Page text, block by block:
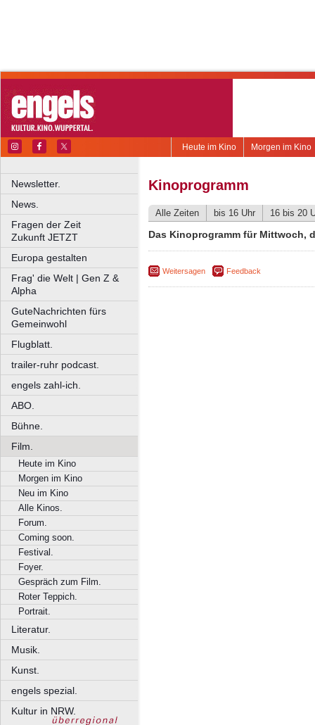
Morgen im Kino
Heute im Kino
Newsletter.
News.
Fragen der Zeit
Zukunft JETZT
Europa gestalten
Frag' die Welt | Gen Z &
Alpha
GuteNachrichten fürs
Gemeinwohl
Flugblatt.
trailer-ruhr podcast.
engels zahl-ich.
ABO.
Bühne.
Film.
Heute im Kino
Morgen im Kino
Neu im Kino
Alle Kinos.
Forum.
Coming soon.
Festival.
Foyer.
Gespräch zum Film.
Roter Teppich.
Portrait.
Literatur.
Musik.
Kunst.
engels spezial.
Kultur in NRW.
Kinoprogramm
Alle Zeiten bis 16 Uhr 16 bis 20
Das Kinoprogramm für Mittwoch,
Weitersagen Feedback